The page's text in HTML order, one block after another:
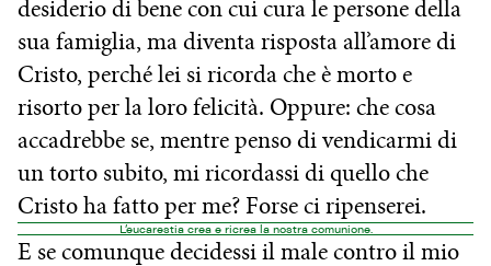
desiderio di bene con cui cura le persone della
sua famiglia, ma diventa risposta all’amore di
Cristo, perché lei si ricorda che è morto e
risorto per la loro felicità. Oppure: che cosa
accadrebbe se, mentre penso di vendicarmi di
un torto subito, mi ricordassi di quello che
Cristo ha fatto per me? Forse ci ripenserei.
L’eucarestia crea e ricrea la nostra comunione.
E se comunque decidessi il male contro il mio